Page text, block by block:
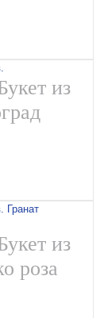
из
из
роза